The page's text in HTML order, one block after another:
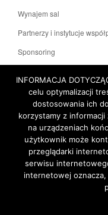
INFORMACJA
celu optymalizacji
dostosowania ich
korzystamy z
na urządzeniach
użytkownik może
przeglądarki
serwisu
internetowej
Wynajem sal
Partnerzy i instytucje
Sponsoring
KONTAKT
Polityka